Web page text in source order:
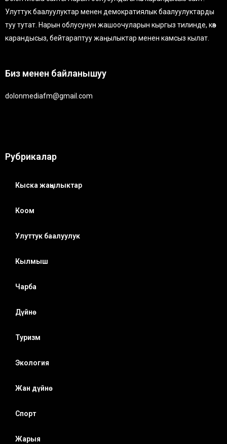
Улуттук баалуулуктар менен демократиялык баалуулуктарды
туу тутат. Нарын облусунун жашоочуларын кыргыз тилинде, көз
карандысыз, бейтараптуу жаңылыктар менен камсыз кылат.
Биз менен байланышуу
dolonmediafm@gmail.com
Рубрикалар
Кыска жаңылыктар
Коом
Улуттук баалуулук
Кылмыш
Чарба
Дүйнө
Туризм
Экология
Жан дүйнө
Спорт
Жарыя